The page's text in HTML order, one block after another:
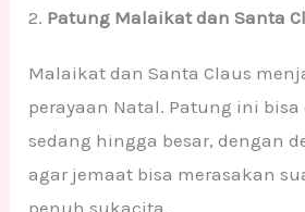
2. Patung Malaikat dan Santa
Malaikat dan Santa Claus
perayaan Natal. Patung ini
sedang hingga besar, dengan
agar jemaat bisa merasakan
penuh sukacita.